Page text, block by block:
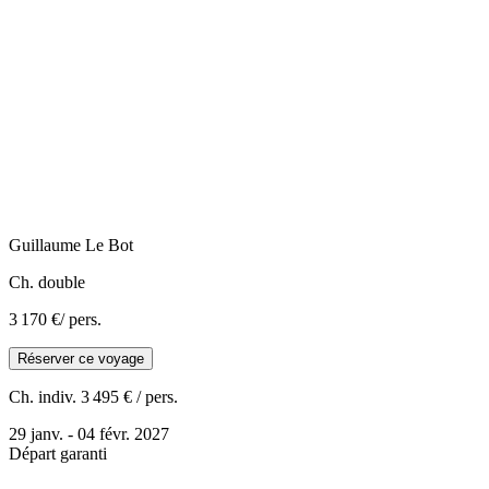
Guillaume Le Bot
Ch. double
3 170 €/ pers.
Réserver ce voyage
Ch. indiv. 3 495 € / pers.
29 janv. - 04 févr. 2027
Départ garanti